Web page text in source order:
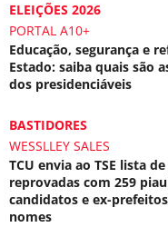
ELEIÇÕES 2026
PORTAL A10+
Educação, segurança e
Estado: saiba quais são
dos presidenciáveis
BASTIDORES
WESSLLEY SALES
TCU envia ao TSE lista
reprovadas com 259
candidatos e ex-
nomes